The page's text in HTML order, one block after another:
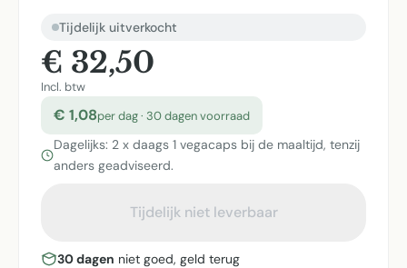
Tijdelijk uitverkocht
€ 32,50
Incl. btw
€ 1,08per dag · 30 dagen voorraad
Dagelijks: 2 x daags 1 vegacaps bij de maaltijd, tenzij
anders geadviseerd.
Tijdelijk niet leverbaar
30 dagen niet goed, geld terug